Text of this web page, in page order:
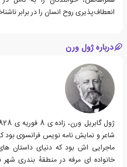
انعطاف‌پذیری روح انسان را در برابر
درباره ژول ورن
شاعر و نمایش نامه نویس فرانسوی
ماجرایی اش بود که دنیای داستان
خانواده ای مرفه در منطقهٔ بندری